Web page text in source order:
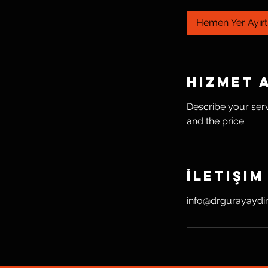
Hemen Yer Ayırt
Hizmet
Describe your
and the price.